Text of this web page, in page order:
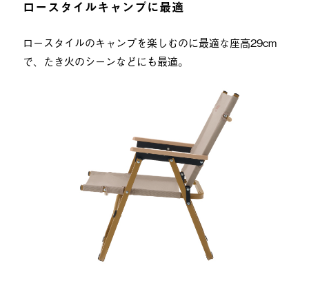
ロースタイルキャンプに最適
ロースタイルのキャンプを楽しむのに最適な座高29cm
で、たき火のシーンなどにも最適。